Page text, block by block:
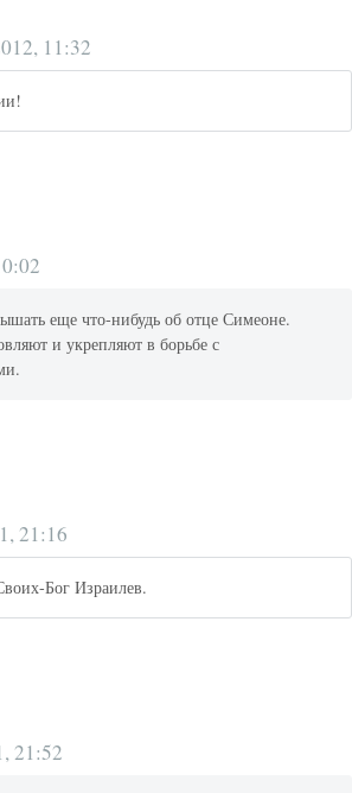
11:32
еще что-нибудь об отце Симеоне.
и укрепляют в борьбе с
21:16
Бог Израилев.
21:52